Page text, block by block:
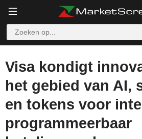
Visa kondigt
het gebied van AI,
en tokens voor
programmeerbaar